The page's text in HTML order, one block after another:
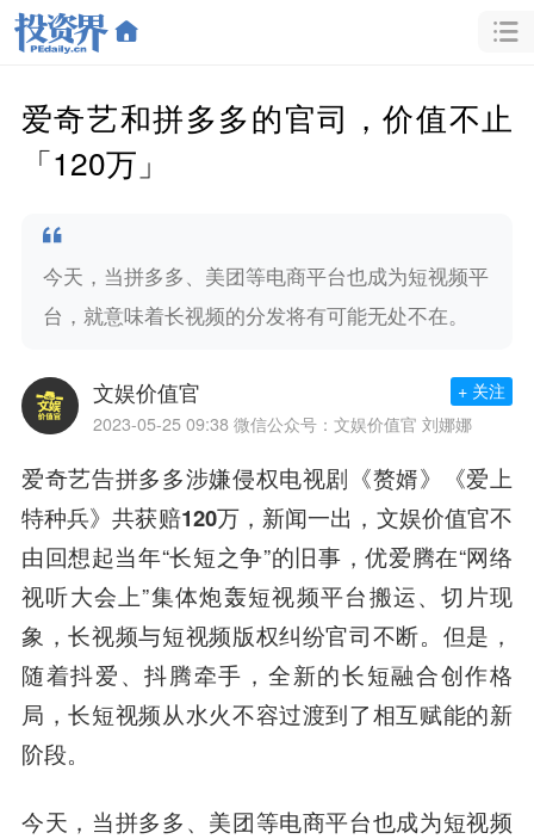
爱奇艺和拼多多的官司，价值不止
「120万」
今天，当拼多多、美团等电商平台也成为短视频平
台，就意味着长视频的分发将有可能无处不在。
文娱价值官
2023-05-25 09:38 微信公众号：文娱价值官 刘娜娜
+ 关注
爱奇艺告拼多多涉嫌侵权电视剧《赘婿》《爱上
特种兵》共获赔120万，新闻一出，文娱价值官不
由回想起当年“长短之争”的旧事，优爱腾在“网络
视听大会上”集体炮轰短视频平台搬运、切片现
象，长视频与短视频版权纠纷官司不断。但是，
随着抖爱、抖腾牵手，全新的长短融合创作格
局，长短视频从水火不容过渡到了相互赋能的新
阶段。
今天，当拼多多、美团等电商平台也成为短视频